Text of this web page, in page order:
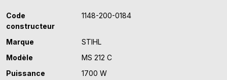
Code
constructeur
1148-200-0184
Marque
STIHL
Modèle
MS 212 C
Puissance
1700 W